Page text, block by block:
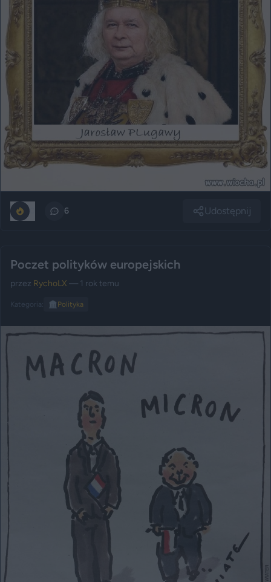
6 Udostępnij
Poczet polityków europejskich
przez RychoLX — 1 rok temu
Kategoria: 🏛️ Polityka